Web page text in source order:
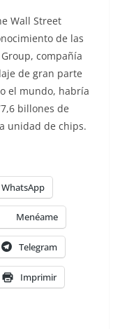
Wall Street
de las
compañía
de gran parte
el mundo, habría
billones de
unidad de chips.
WhatsApp
Menéame
Telegram
Imprimir